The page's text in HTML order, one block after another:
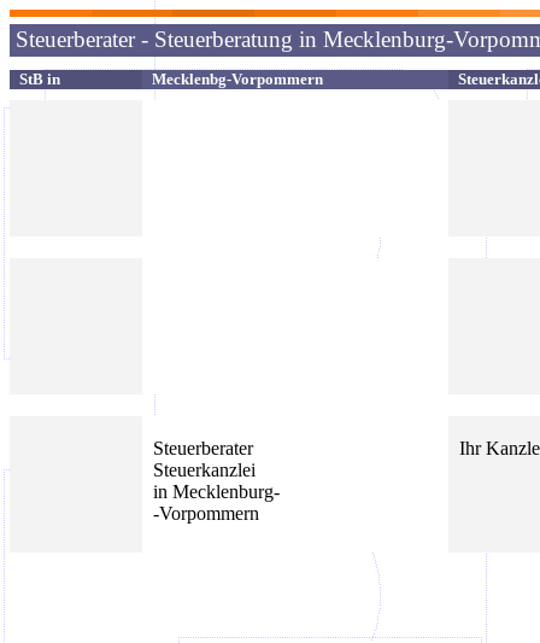
Steuerberater - Steuerberatung in Mecklenburg-
StBin Mecklenbg-Vorpommern
Steuerberater
Steuerkanzlei
in Mecklenburg-
-Vorpommern
Ihr